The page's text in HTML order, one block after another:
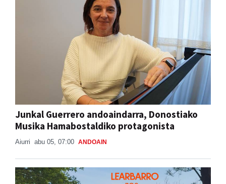
Junkal Guerrero andoaindarra, Donostiako
Musika Hamabostaldiko protagonista
Aiurri abu 05, 07:00 ANDOAIN